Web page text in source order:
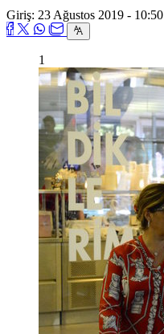
Giriş: 23 Ağustos 2019 - 10:50
1